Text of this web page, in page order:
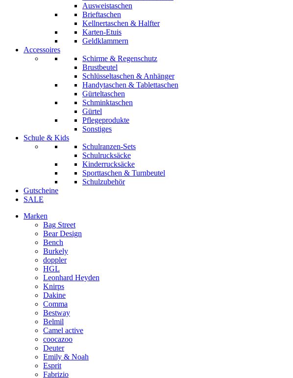
Ausweistaschen
Brieftaschen
Kellnertaschen & Halfter
Karten-Etuis
Geldklammern
Accessoires
Schirme & Regenschutz
Brustbeutel
Schlüsseltaschen & Anhänger
Handytaschen & Tablettaschen
Gürteltaschen
Schminktaschen
Gürtel
Pflegeprodukte
Sonstiges
Schule & Kids
Schulranzen-Sets
Schulrucksäcke
Kinderrucksäcke
Sporttaschen & Turnbeutel
Schulzubehör
Gutscheine
SALE
Marken
Bag Street
Bear Design
Bench
Burkely
doppler
HGL
Leonhard Heyden
Knirps
Dakine
Comma
Bestway
Belmil
Camel active
coocazoo
Deuter
Emily & Noah
Esprit
Fabrizio